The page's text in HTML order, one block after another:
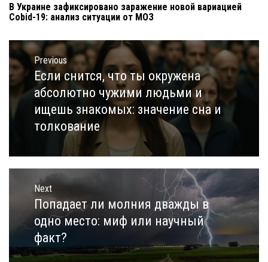
В Украине зафиксировано заражение новой вариацией
Cobid-19: анализ ситуации от МОЗ
Навигация
по
записям
Previous
Previous
post:
Если снится, что ты окружена
абсолютно чужими людьми и
ищешь знакомых: значение сна и
толкование
Next
Next
post:
Попадает ли молния дважды в
одно место: миф или научный
факт?